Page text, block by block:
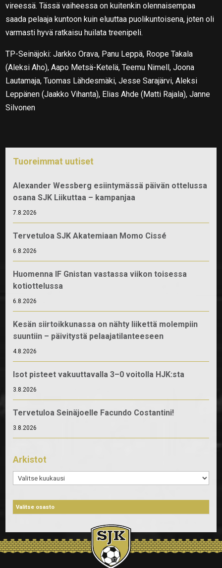
vireessä. Tässä vaiheessa on kuitenkin olennaisempaa
saada pelaaja kuntoon kuin eluuttaa puolikuntoisena, joten oli
varmasti hyvä ratkaisu huilata treenipeli.
TP-Seinäjoki: Jarkko Orava, Panu Leppä, Roope Takala
(Aleksi Aho), Aapo Metsä-Ketelä, Teemu Nimell, Joona
Lautamaja, Tuomas Lähdesmäki, Jesse Sarajärvi, Aleksi
Leppänen (Jaakko Vihanta), Elias Ahde (Matti Rajala), Janne
Silvonen
Tuoreimmat uutiset
Alexander Wessberg esiintymässä päivän ottelussa
osana SJK Liikuttaa – kampanjaa
7.8.2026
Tervetuloa SJK Akatemiaan Momo Cissé
6.8.2026
Huomenna IF Gnistan vastassa viikon toisessa
kotiottelussa
6.8.2026
Kesän siirtoikkunassa on nähty liikettä molempiin
suuntiin – päivitystä pelaajatilanteeseen
4.8.2026
Isot pisteet vakuuttavalla 3–0 voitolla HJK:sta
3.8.2026
Tervetuloa Seinäjoelle Facundo Costantini!
3.8.2026
Arkistot
Arkistot